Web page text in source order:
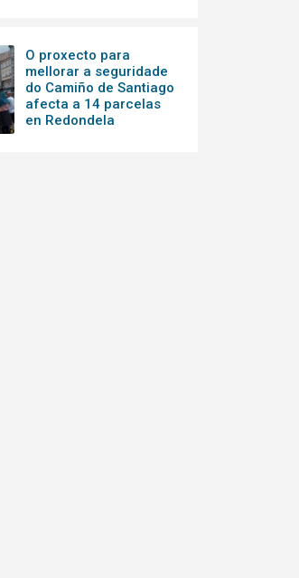
O proxecto para
mellorar a seguridade
do Camiño de Santiago
afecta a 14 parcelas
en Redondela